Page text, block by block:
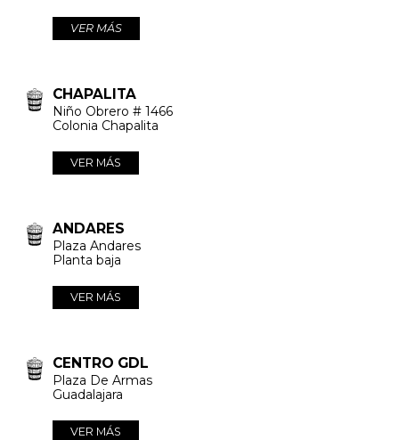
VER MÁS
CHAPALITA
Niño Obrero # 1466
Colonia Chapalita
VER MÁS
ANDARES
Plaza Andares
Planta baja
VER MÁS
CENTRO GDL
Plaza De Armas
Guadalajara
VER MÁS